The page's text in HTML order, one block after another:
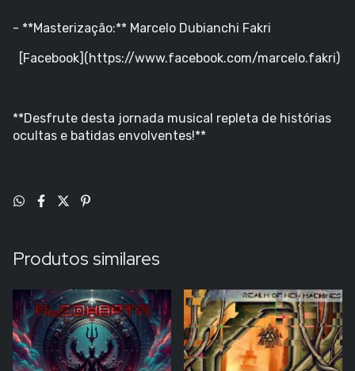
- **Masterização:** Marcelo Dubianchi Fakri
[Facebook](https://www.facebook.com/marcelo.fakri)
**Desfrute desta jornada musical repleta de histórias
ocultas e batidas envolventes!**
Produtos similares